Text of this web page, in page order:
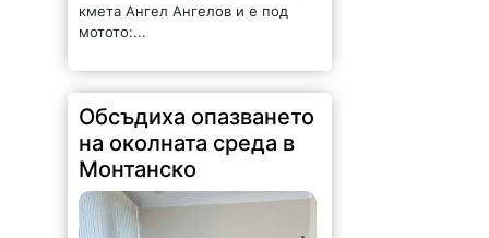
кмета Ангел Ангелов и е под
мотото:...
Обсъдиха опазването
на околната среда в
Монтанско